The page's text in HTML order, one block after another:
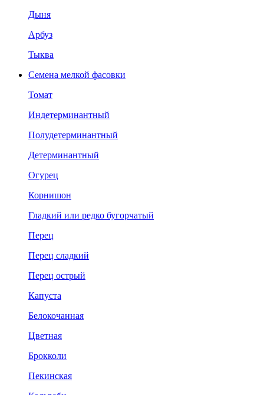
Дыня
Арбуз
Тыква
Семена мелкой фасовки
Томат
Индетерминантный
Полудетерминантный
Детерминантный
Огурец
Корнишон
Гладкий или редко бугорчатый
Перец
Перец сладкий
Перец острый
Капуста
Белокочанная
Цветная
Брокколи
Пекинская